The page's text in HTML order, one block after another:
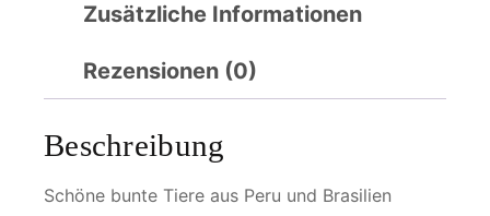
Zusätzliche Informationen
Rezensionen (0)
Beschreibung
Schöne bunte Tiere aus Peru und Brasilien